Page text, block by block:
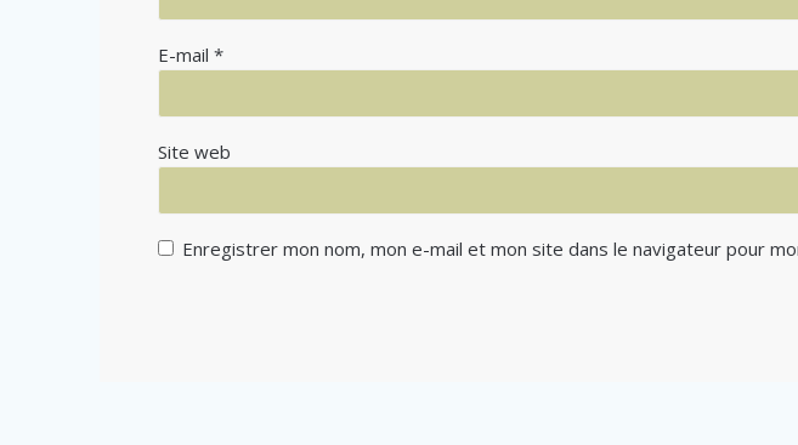
E-mail*
Site web
Enregistrer mon nom, mon e-mail et mon site dans le navigateur pour